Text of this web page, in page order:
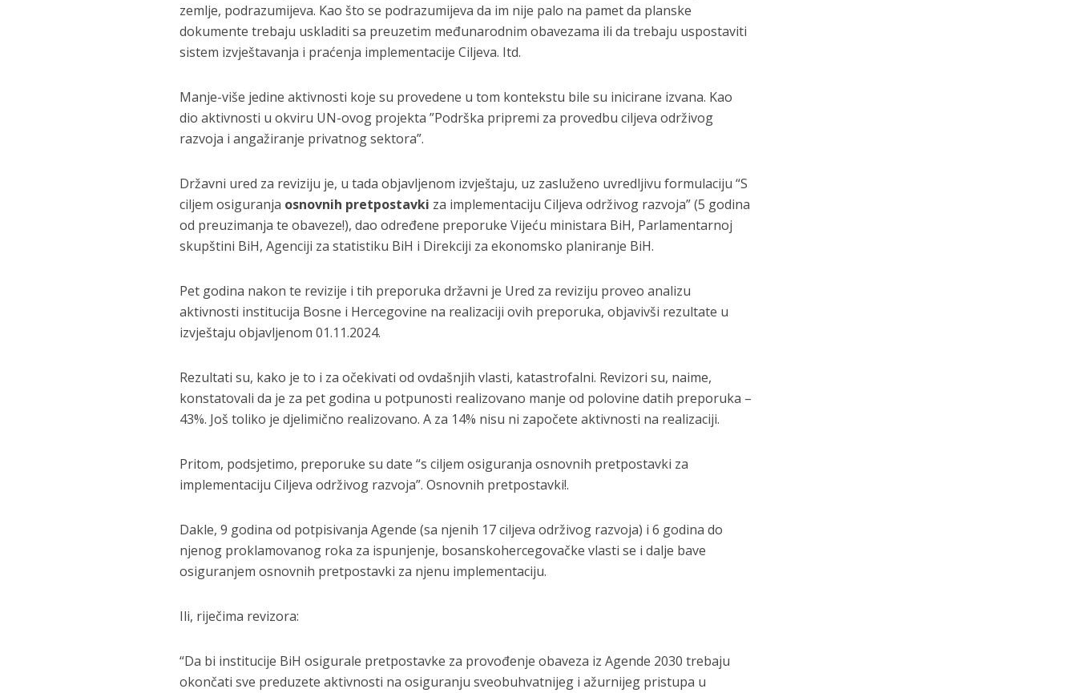
zemlje, podrazumijeva. Kao što se podrazumijeva da im nije palo na pamet da planske
dokumente trebaju uskladiti sa preuzetim međunarodnim obavezama ili da trebaju uspostaviti
sistem izvještavanja i praćenja implementacije Ciljeva. Itd.
Manje-više jedine aktivnosti koje su provedene u tom kontekstu bile su inicirane izvana. Kao
dio aktivnosti u okviru UN-ovog projekta ”Podrška pripremi za provedbu ciljeva održivog
razvoja i angažiranje privatnog sektora”.
Državni ured za reviziju je, u tada objavljenom izvještaju, uz zasluženo uvredljivu formulaciju “S
ciljem osiguranja osnovnih pretpostavki za implementaciju Ciljeva održivog razvoja” (5 godina
od preuzimanja te obaveze!), dao određene preporuke Vijeću ministara BiH, Parlamentarnoj
skupštini BiH, Agenciji za statistiku BiH i Direkciji za ekonomsko planiranje BiH.
Pet godina nakon te revizije i tih preporuka državni je Ured za reviziju proveo analizu
aktivnosti institucija Bosne i Hercegovine na realizaciji ovih preporuka, objavivši rezultate u
izvještaju objavljenom 01.11.2024.
Rezultati su, kako je to i za očekivati od ovdašnjih vlasti, katastrofalni. Revizori su, naime,
konstatovali da je za pet godina u potpunosti realizovano manje od polovine datih preporuka –
43%. Još toliko je djelimično realizovano. A za 14% nisu ni započete aktivnosti na realizaciji.
Pritom, podsjetimo, preporuke su date “s ciljem osiguranja osnovnih pretpostavki za
implementaciju Ciljeva održivog razvoja”. Osnovnih pretpostavki!.
Dakle, 9 godina od potpisivanja Agende (sa njenih 17 ciljeva održivog razvoja) i 6 godina do
njenog proklamovanog roka za ispunjenje, bosanskohercegovačke vlasti se i dalje bave
osiguranjem osnovnih pretpostavki za njenu implementaciju.
Ili, riječima revizora:
“Da bi institucije BiH osigurale pretpostavke za provođenje obaveza iz Agende 2030 trebaju
okončati sve preduzete aktivnosti na osiguranju sveobuhvatnijeg i ažurnijeg pristupa u